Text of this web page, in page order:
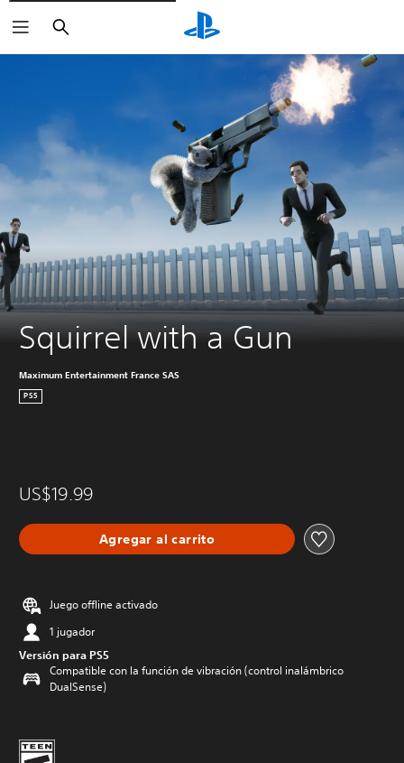
Buscar
Squirrel with a Gun
Maximum Entertainment France SAS
PS5
US$19.99
Agregar al carrito
Juego offline activado
1 jugador
Versión para PS5
Compatible con la función de vibración (control inalámbrico
DualSense)